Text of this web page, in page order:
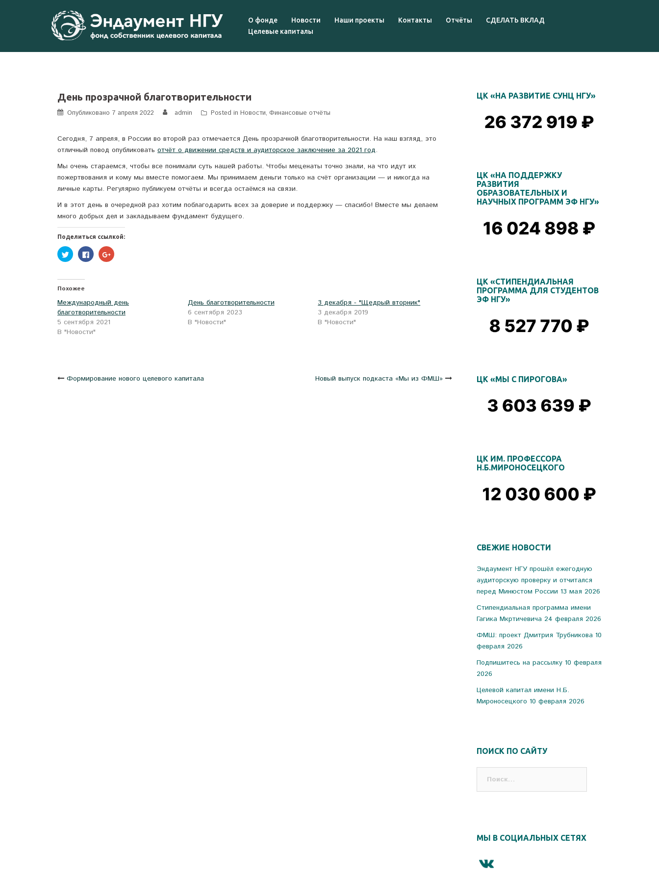
О фонде Новости Наши проекты Контакты Отчёты
СДЕЛАТЬ ВКЛАД
Целевые капиталы
День прозрачной благотворительности
Опубликовано 7 апреля 2022 admin Posted in Новости, Финансовые отчёты
Сегодня, 7 апреля, в России во второй раз отмечается День прозрачной благотворительности. На наш взгляд, это
отличный повод опубликовать отчёт о движении средств и аудиторское заключение за 2021 год.
Мы очень стараемся, чтобы все понимали суть нашей работы. Чтобы меценаты точно знали, на что идут их
пожертвования и кому мы вместе помогаем. Мы принимаем деньги только на счёт организации — и никогда на
личные карты. Регулярно публикуем отчёты и всегда остаёмся на связи.
И в этот день в очередной раз хотим поблагодарить всех за доверие и поддержку — спасибо! Вместе мы делаем
много добрых дел и закладываем фундамент будущего.
Поделиться ссылкой:
Нажмите,
чтобы
поделиться
(Открывается
в
окне)
Нажмите
здесь,
чтобы
в
новом
окне)
Нажмите,
чтобы
окне)
Похожее
Международный день
благотворительности
5 сентября 2021
В "Новости"
День благотворительности
6 сентября 2023
В "Новости"
3 декабря - "Щедрый вторник"
3 декабря 2019
В "Новости"
Навигация
Формирование нового целевого капитала Новый выпуск подкаста «Мы из ФМШ»
ЦК «НА РАЗВИТИЕ СУНЦ НГУ»
ЦК «НА ПОДДЕРЖКУ
РАЗВИТИЯ
ОБРАЗОВАТЕЛЬНЫХ И
НАУЧНЫХ ПРОГРАММ ЭФ НГУ»
ЦК «СТИПЕНДИАЛЬНАЯ
ПРОГРАММА ДЛЯ СТУДЕНТОВ
ЭФ НГУ»
ЦК «МЫ С ПИРОГОВА»
ЦК ИМ. ПРОФЕССОРА
Н.Б.МИРОНОСЕЦКОГО
СВЕЖИЕ НОВОСТИ
Эндаумент НГУ прошёл ежегодную
аудиторскую проверку и отчитался
перед Минюстом России 13 мая 2026
Стипендиальная программа имени
Гагика Мкртичевича 24 февраля 2026
ФМШ: проект Дмитрия Трубникова 10
февраля 2026
Подпишитесь на рассылку 10 февраля
2026
Целевой капитал имени Н.Б.
Мироносецкого 10 февраля 2026
ПОИСК ПО САЙТУ
МЫ В СОЦИАЛЬНЫХ СЕТЯХ